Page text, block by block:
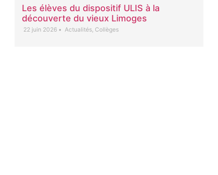
Les élèves du dispositif ULIS à la
découverte du vieux Limoges
22 juin 2026 • Actualités, Collèges